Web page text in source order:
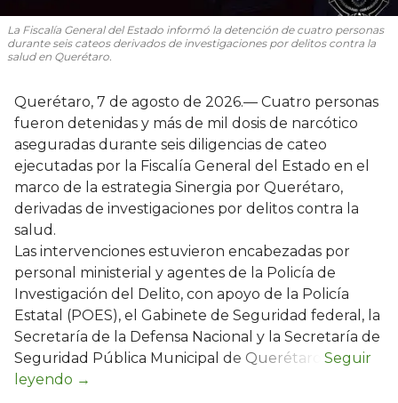
La Fiscalía General del Estado informó la detención de cuatro personas
durante seis cateos derivados de investigaciones por delitos contra la
salud en Querétaro.
Querétaro, 7 de agosto de 2026.— Cuatro personas
fueron detenidas y más de mil dosis de narcótico
aseguradas durante seis diligencias de cateo
ejecutadas por la Fiscalía General del Estado en el
marco de la estrategia Sinergia por Querétaro,
derivadas de investigaciones por delitos contra la
salud.
Las intervenciones estuvieron encabezadas por
personal ministerial y agentes de la Policía de
Investigación del Delito, con apoyo de la Policía
Estatal (POES), el Gabinete de Seguridad federal, la
Secretaría de la Defensa Nacional y la Secretaría de
Seguridad Pública Municipal de Querétaro.